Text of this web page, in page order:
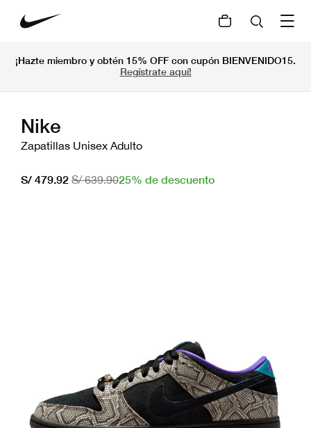
¡Hazte miembro y obtén 15% OFF con cupón BIENVENIDO15.
Regístrate aquí!
Nike
Zapatillas Unisex Adulto
S/ 479.92 S/ 639.9025% de descuento